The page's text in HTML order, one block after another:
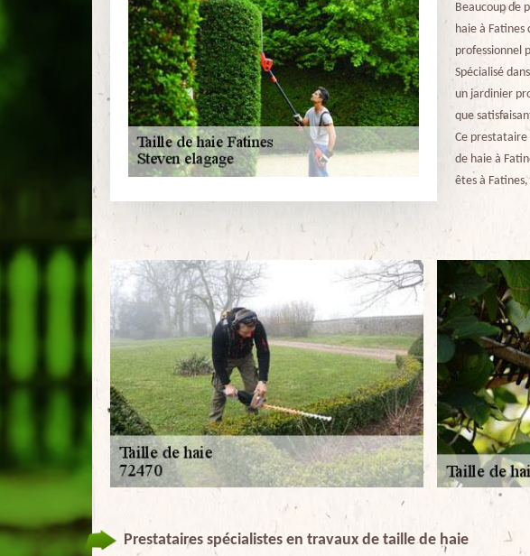
Beaucoup de
haie à Fatines
professionnel
Spécialisé
un jardinier
que
Ce
de haie à
êtes à
Prestataires spécialistes en travaux de taille de haie